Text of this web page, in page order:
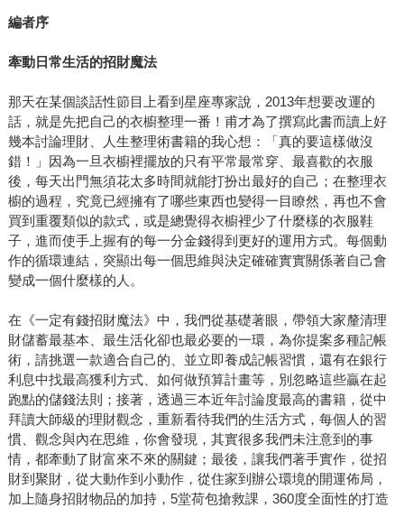
編者序
牽動日常生活的招財魔法
那天在某個談話性節目上看到星座專家說，2013年想要改運的
話，就是先把自己的衣櫥整理一番！甫才為了撰寫此書而讀上好
幾本討論理財、人生整理術書籍的我心想：「真的要這樣做沒
錯！」因為一旦衣櫥裡擺放的只有平常最常穿、最喜歡的衣服
後，每天出門無須花太多時間就能打扮出最好的自己；在整理衣
櫥的過程，究竟已經擁有了哪些東西也變得一目瞭然，再也不會
買到重覆類似的款式，或是總覺得衣櫥裡少了什麼樣的衣服鞋
子，進而使手上握有的每一分金錢得到更好的運用方式。每個動
作的循環連結，突顯出每一個思維與決定確確實實關係著自己會
變成一個什麼樣的人。
在《一定有錢招財魔法》中，我們從基礎著眼，帶領大家釐清理
財儲蓄最基本、最生活化卻也最必要的一環，為你提案多種記帳
術，請挑選一款適合自己的、並立即養成記帳習慣，還有在銀行
利息中找最高獲利方式、如何做預算計畫等，別忽略這些贏在起
跑點的儲錢法則；接著，透過三本近年討論度最高的書籍，從中
拜讀大師級的理財觀念，重新看待我們的生活方式，每個人的習
慣、觀念與內在思維，你會發現，其實很多我們未注意到的事
情，都牽動了財富來不來的關鍵；最後，讓我們著手實作，從招
財到聚財，從大動作到小動作，從住家到辦公環境的開運佈局，
加上隨身招財物品的加持，5堂荷包搶救課，360度全面性的打造